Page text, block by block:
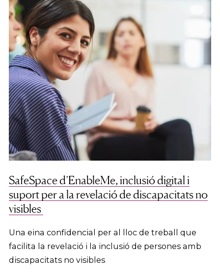
SafeSpace d’EnableMe, inclusió digital i
suport per a la revelació de discapacitats no
visibles
Una eina confidencial per al lloc de treball que
facilita la revelació i la inclusió de persones amb
discapacitats no visibles